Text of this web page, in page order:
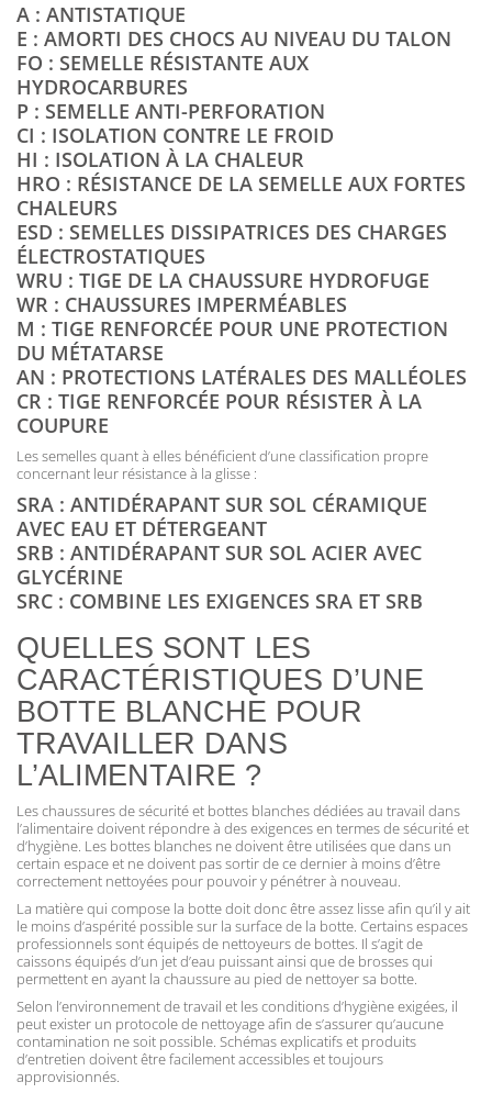
A : ANTISTATIQUE
E : AMORTI DES CHOCS AU NIVEAU DU TALON
FO : SEMELLE RÉSISTANTE AUX
HYDROCARBURES
P : SEMELLE ANTI-PERFORATION
CI : ISOLATION CONTRE LE FROID
HI : ISOLATION À LA CHALEUR
HRO : RÉSISTANCE DE LA SEMELLE AUX FORTES
CHALEURS
ESD : SEMELLES DISSIPATRICES DES CHARGES
ÉLECTROSTATIQUES
WRU : TIGE DE LA CHAUSSURE HYDROFUGE
WR : CHAUSSURES IMPERMÉABLES
M : TIGE RENFORCÉE POUR UNE PROTECTION
DU MÉTATARSE
AN : PROTECTIONS LATÉRALES DES MALLÉOLES
CR : TIGE RENFORCÉE POUR RÉSISTER À LA
COUPURE
Les semelles quant à elles bénéficient d’une classification propre
concernant leur résistance à la glisse :
SRA : ANTIDÉRAPANT SUR SOL CÉRAMIQUE
AVEC EAU ET DÉTERGEANT
SRB : ANTIDÉRAPANT SUR SOL ACIER AVEC
GLYCÉRINE
SRC : COMBINE LES EXIGENCES SRA ET SRB
QUELLES SONT LES
CARACTÉRISTIQUES D’UNE
BOTTE BLANCHE POUR
TRAVAILLER DANS
L’ALIMENTAIRE ?
Les chaussures de sécurité et bottes blanches dédiées au travail dans
l’alimentaire doivent répondre à des exigences en termes de sécurité et
d’hygiène. Les bottes blanches ne doivent être utilisées que dans un
certain espace et ne doivent pas sortir de ce dernier à moins d’être
correctement nettoyées pour pouvoir y pénétrer à nouveau.
La matière qui compose la botte doit donc être assez lisse afin qu’il y ait
le moins d’aspérité possible sur la surface de la botte. Certains espaces
professionnels sont équipés de nettoyeurs de bottes. Il s’agit de
caissons équipés d’un jet d’eau puissant ainsi que de brosses qui
permettent en ayant la chaussure au pied de nettoyer sa botte.
Selon l’environnement de travail et les conditions d’hygiène exigées, il
peut exister un protocole de nettoyage afin de s’assurer qu’aucune
contamination ne soit possible. Schémas explicatifs et produits
d’entretien doivent être facilement accessibles et toujours
approvisionnés.